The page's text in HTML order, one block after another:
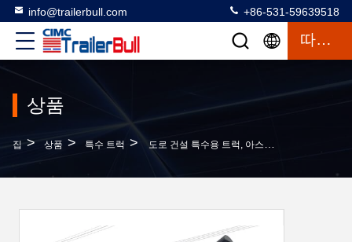
info@trailerbull.com +86-531-59639518
따옴표
상품
집 > 상품 > 특수 트럭 > 도로 건설 특수용 트럭, 아스팔트 유통 트럭 6x4 10000L